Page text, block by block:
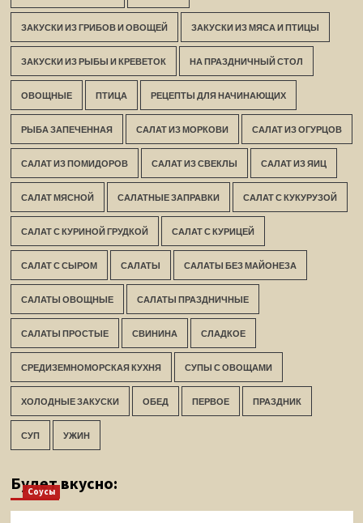
ЗАКУСКИ ИЗ ГРИБОВ И ОВОЩЕЙ ЗАКУСКИ ИЗ МЯСА И ПТИЦЫ
ЗАКУСКИ ИЗ РЫБЫ И КРЕВЕТОК НА ПРАЗДНИЧНЫЙ СТОЛ
ОВОЩНЫЕ ПТИЦА РЕЦЕПТЫ ДЛЯ НАЧИНАЮЩИХ
РЫБА ЗАПЕЧЕННАЯ САЛАТ ИЗ МОРКОВИ САЛАТ ИЗ ОГУРЦОВ
САЛАТ ИЗ ПОМИДОРОВ САЛАТ ИЗ СВЕКЛЫ САЛАТ ИЗ ЯИЦ
САЛАТ МЯСНОЙ САЛАТНЫЕ ЗАПРАВКИ САЛАТ С КУКУРУЗОЙ
САЛАТ С КУРИНОЙ ГРУДКОЙ САЛАТ С КУРИЦЕЙ
САЛАТ С СЫРОМ САЛАТЫ САЛАТЫ БЕЗ МАЙОНЕЗА
САЛАТЫ ОВОЩНЫЕ САЛАТЫ ПРАЗДНИЧНЫЕ
САЛАТЫ ПРОСТЫЕ СВИНИНА СЛАДКОЕ
СРЕДИЗЕМНОМОРСКАЯ КУХНЯ СУПЫ С ОВОЩАМИ
ХОЛОДНЫЕ ЗАКУСКИ ОБЕД ПЕРВОЕ ПРАЗДНИК
СУП УЖИН
Будет вкусно:
Соусы